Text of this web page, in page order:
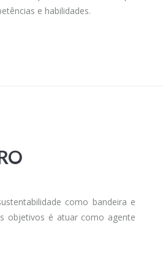
e habilidades.
como bandeira e
objetivos é atuar como agente